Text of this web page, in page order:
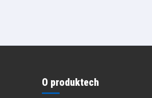
O produktech